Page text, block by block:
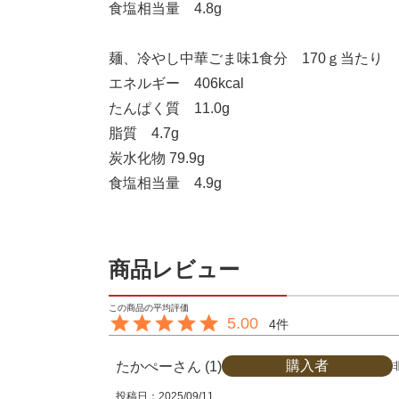
食塩相当量 4.8g
麺、冷やし中華ごま味1食分 170ｇ当たり
エネルギー 406kcal
たんぱく質 11.0g
脂質 4.7g
炭水化物 79.9g
食塩相当量 4.9g
商品レビュー
5.00 4
たかぺー 1 購入者
投稿日 2025/09/11